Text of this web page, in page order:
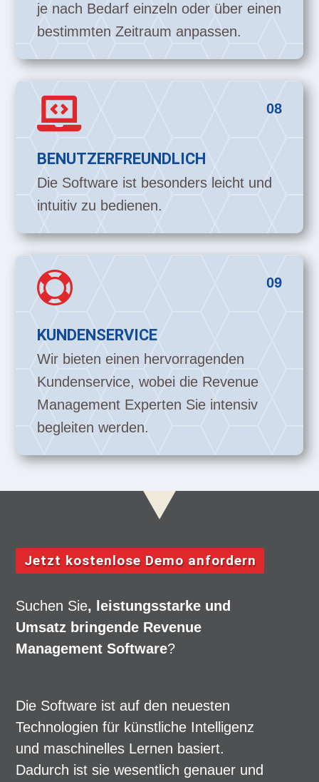
je nach Bedarf einzeln oder über einen
bestimmten Zeitraum anpassen.
08

BENUTZERFREUNDLICH
Die Software ist besonders leicht und
intuitiv zu bedienen.
09

KUNDENSERVICE
Wir bieten einen hervorragenden
Kundenservice, wobei die Revenue
Management Experten Sie intensiv
begleiten werden.
Jetzt kostenlose Demo anfordern
Suchen Sie, leistungsstarke und
Umsatz bringende Revenue
Management Software?
Die Software ist auf den neuesten
Technologien für künstliche Intelligenz
und maschinelles Lernen basiert.
Dadurch ist sie wesentlich genauer und